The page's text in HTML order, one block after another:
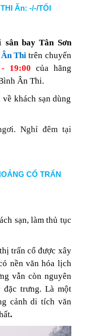
THI Ăn: -/-/TỐI
sân bay Tân Sơn
Ân Thi trên chuyến
- 19:00 của hãng
Ân Thi.
khách sạn dùng
Nghỉ đêm tại
CỔ TRẤN
sạn, làm thủ tục
trấn cổ được xây
nền văn hóa lịch
vẫn còn nguyên
trưng. Là một
cảnh di tích văn
.